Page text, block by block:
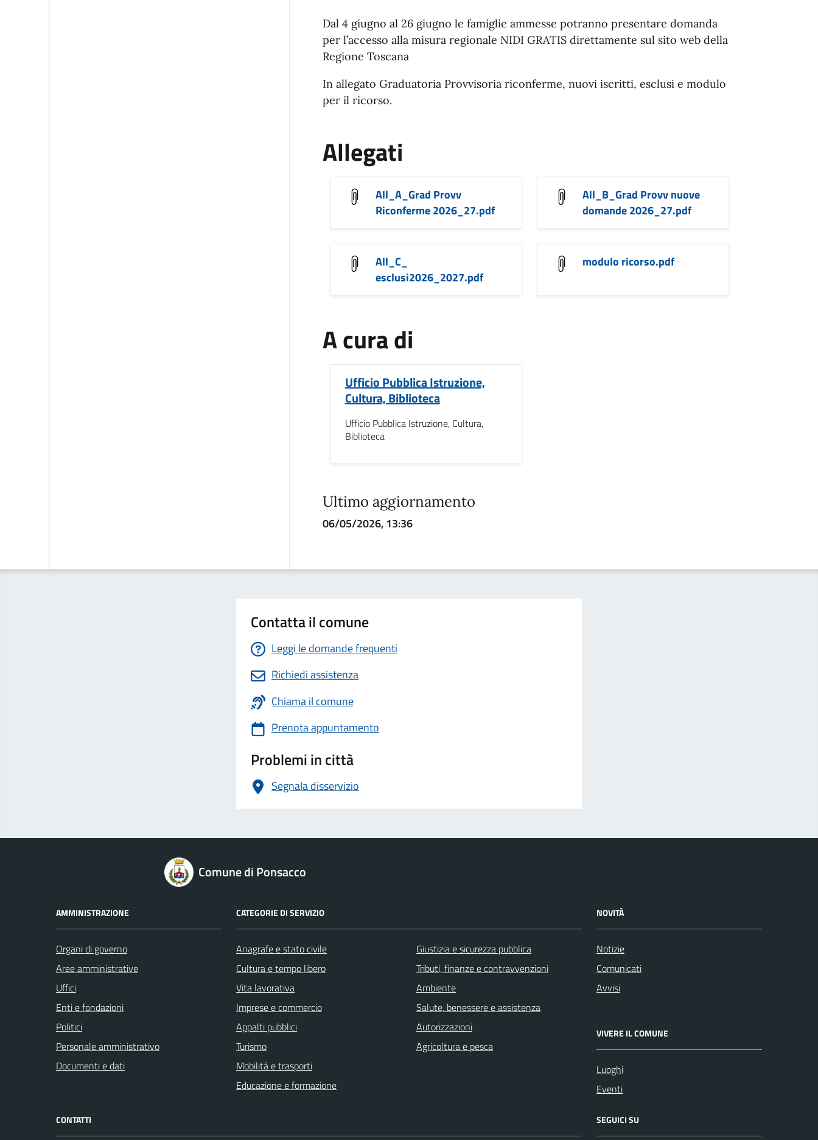
Dal 4 giugno al 26 giugno le famiglie ammesse potranno presentare domanda
per l’accesso alla misura regionale NIDI GRATIS direttamente sul sito web della
Regione Toscana
In allegato Graduatoria Provvisoria riconferme, nuovi iscritti, esclusi e modulo
per il ricorso.
Allegati
All_A_Grad Provv
Riconferme 2026_27.pdf
All_B_Grad Provv nuove
domande 2026_27.pdf
All_C_
esclusi2026_2027.pdf
modulo ricorso.pdf
A cura di
Ufficio Pubblica Istruzione,
Cultura, Biblioteca
Ufficio Pubblica Istruzione, Cultura,
Biblioteca
Ultimo aggiornamento
06/05/2026, 13:36
Contatta il comune
Leggi le domande frequenti
Richiedi assistenza
Chiama il comune
Prenota appuntamento
Problemi in città
Segnala disservizio
Comune di Ponsacco
AMMINISTRAZIONE
Organi di governo
Aree amministrative
Uffici
Enti e fondazioni
Politici
Personale amministrativo
Documenti e dati
CATEGORIE DI SERVIZIO
Anagrafe e stato civile
Cultura e tempo libero
Vita lavorativa
Imprese e commercio
Appalti pubblici
Turismo
Mobilità e trasporti
Educazione e formazione
Giustizia e sicurezza pubblica
Tributi, finanze e contravvenzioni
Ambiente
Salute, benessere e assistenza
Autorizzazioni
Agricoltura e pesca
NOVITÀ
Notizie
Comunicati
Avvisi
VIVERE IL COMUNE
Luoghi
Eventi
CONTATTI SEGUICI SU